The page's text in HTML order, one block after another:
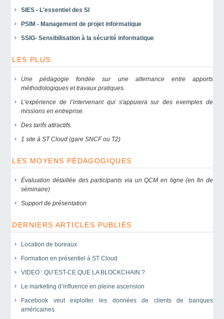
SIES - L'essentiel des SI
PSIM - Management de projet informatique
SSIG- Sensibilisation à la sécurité informatique
LES PLUS
Une pédagogie fondée sur une alternance entre apports
méthodologiques et travaux pratiques.
L’expérience de l’intervenant qui s'appuiera sur des exemples de
missions en entreprise.
Des tarifs attractifs.
1 site à ST Cloud (gare SNCF ou T2)
LES MOYENS PÉDAGOGIQUES
Évaluation détaillée des participants via un QCM en ligne (en fin de
séminaire)
Support de présentation
DERNIERS ARTICLES PUBLIÉS
Location de bureaux
Formation en présentiel à ST Cloud
VIDEO : QU’EST-CE QUE LA BLOCKCHAIN ?
Le marketing d’influence en pleine ascension
Facebook veut exploiter les données de clients de banques
américaines